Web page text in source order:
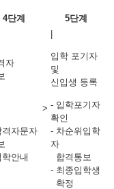
4단계
>
5단계
자
입학 포기자
및
신입생 등록
격자문자
안내
- 입학포기자
확인
- 차순위입학
자
합격통보
- 최종입학생
확정